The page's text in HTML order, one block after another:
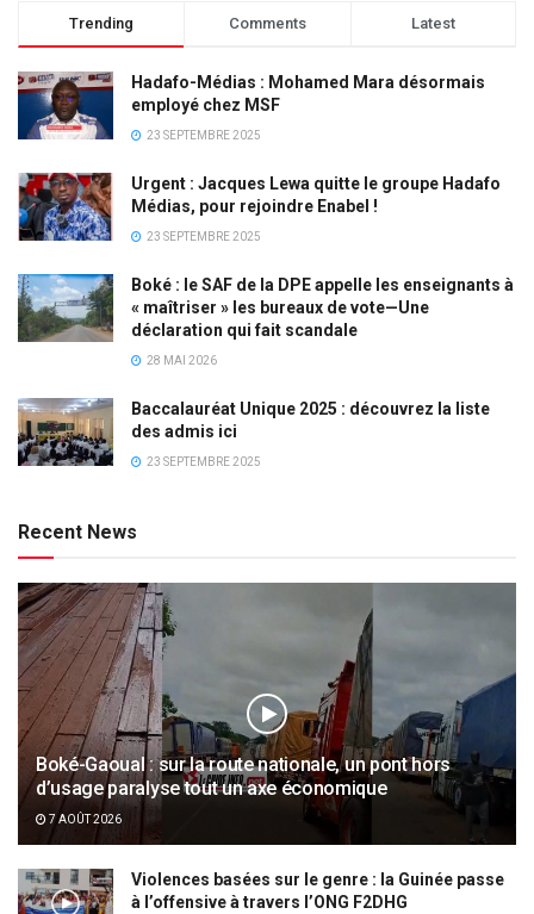
Trending Comments Latest
Hadafo-Médias : Mohamed Mara désormais
employé chez MSF
23 SEPTEMBRE 2025
Urgent : Jacques Lewa quitte le groupe Hadafo
Médias, pour rejoindre Enabel !
23 SEPTEMBRE 2025
Boké : le SAF de la DPE appelle les enseignants à
« maîtriser » les bureaux de vote—Une
déclaration qui fait scandale
28 MAI 2026
Baccalauréat Unique 2025 : découvrez la liste
des admis ici
23 SEPTEMBRE 2025
Recent News
Boké-Gaoual : sur la route nationale, un pont hors
d’usage paralyse tout un axe économique
7 AOÛT 2026
Violences basées sur le genre : la Guinée passe
à l’offensive à travers l’ONG F2DHG